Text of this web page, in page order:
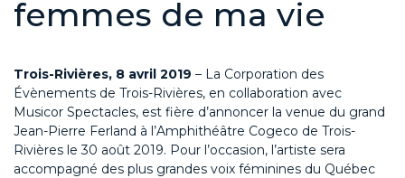
femmes de ma vie
Trois-Rivières, 8 avril 2019 – La Corporation des
Évènements de Trois-Rivières, en collaboration avec
Musicor Spectacles, est fière d’annoncer la venue du grand
Jean-Pierre Ferland à l’Amphithéâtre Cogeco de Trois-
Rivières le 30 août 2019. Pour l’occasion, l’artiste sera
accompagné des plus grandes voix féminines du Québec